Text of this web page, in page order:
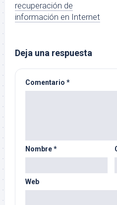
recuperación de
información en Internet
Deja una respuesta
Comentario *
Nombre*
Web